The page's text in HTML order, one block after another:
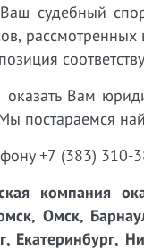
судебный
Вам
постараемся
+7 (383)
компания
Омск,
Екатеринбург,